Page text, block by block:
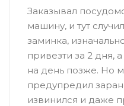
Заказывал
машину, и тут
заминка,
привезти за 2 дня,
на день позже. Но
предупредил
извинился и даже